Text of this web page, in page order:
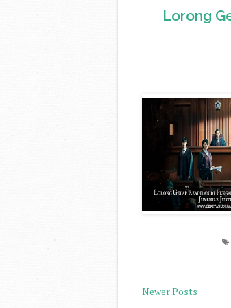
Lorong
Newer Posts